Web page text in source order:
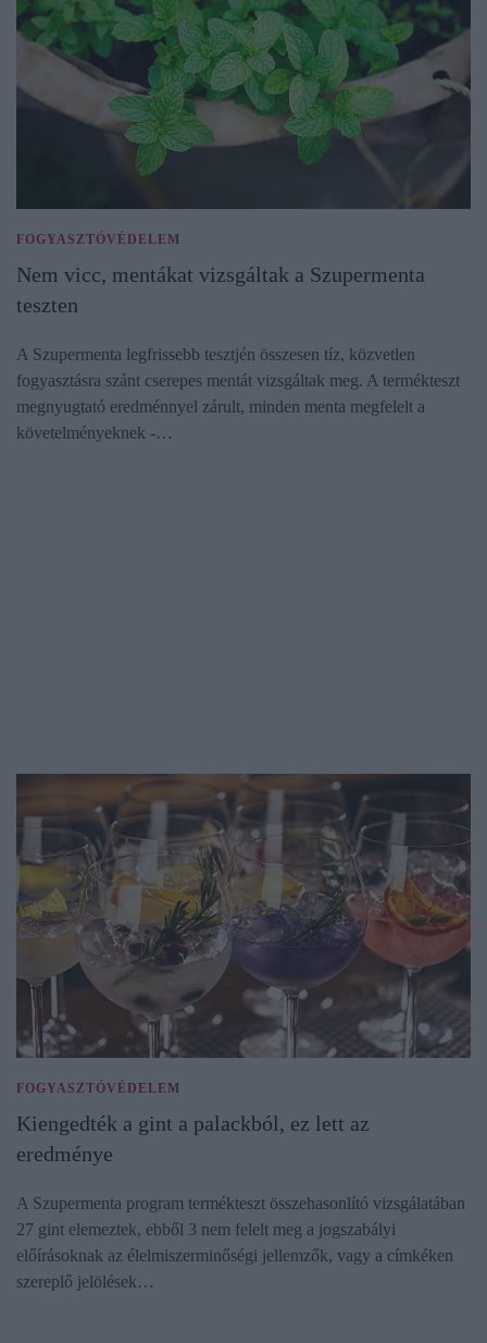
FOGYASZTÓVÉDELEM
Nem vicc, mentákat vizsgáltak a Szupermenta
teszten
A Szupermenta legfrissebb tesztjén összesen tíz, közvetlen
fogyasztásra szánt cserepes mentát vizsgáltak meg. A termékteszt
megnyugtató eredménnyel zárult, minden menta megfelelt a
követelményeknek -…
FOGYASZTÓVÉDELEM
Kiengedték a gint a palackból, ez lett az
eredménye
A Szupermenta program termékteszt összehasonlító vizsgálatában
27 gint elemeztek, ebből 3 nem felelt meg a jogszabályi
előírásoknak az élelmiszerminőségi jellemzők, vagy a címkéken
szereplő jelölések…